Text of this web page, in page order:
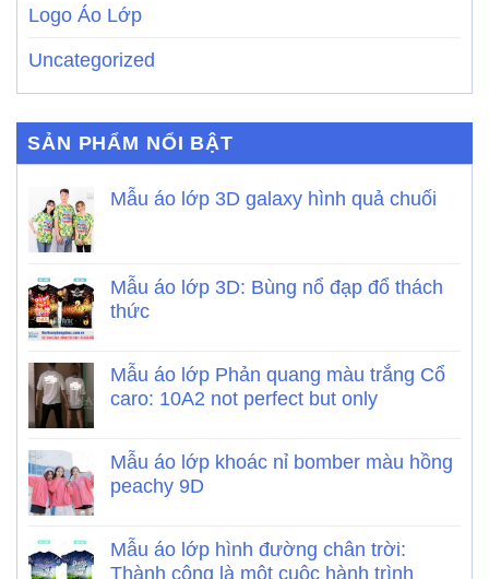
Logo Áo Lớp
Uncategorized
SẢN PHẨM NỔI BẬT
Mẫu áo lớp 3D galaxy hình quả chuối
Mẫu áo lớp 3D: Bùng nổ đạp đổ thách
thức
Mẫu áo lớp Phản quang màu trắng Cổ
caro: 10A2 not perfect but only
Mẫu áo lớp khoác nỉ bomber màu hồng
peachy 9D
Mẫu áo lớp hình đường chân trời:
Thành công là một cuộc hành trình